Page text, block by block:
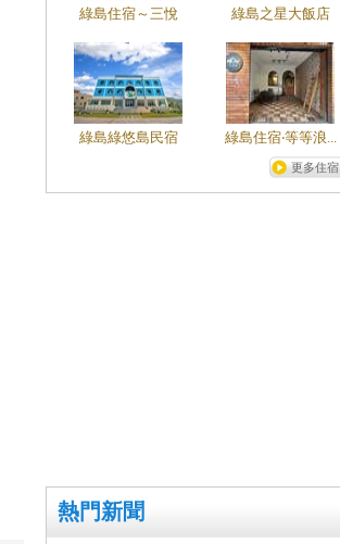
綠島住宿～三悅 綠島之星大飯店
綠島綠悠島民宿 綠島住宿‧等等浪...
更多住宿
熱門新聞